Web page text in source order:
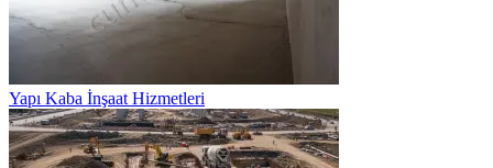
Yapı Kaba İnşaat Hizmetleri